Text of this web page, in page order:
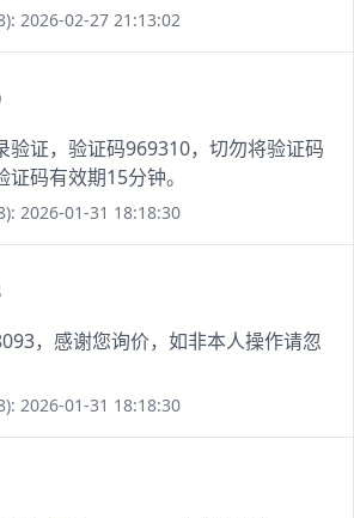
2026-02-27 21:13:02
验证，验证码969310，切勿将验证码
码有效期15分钟。
2026-01-31 18:18:30
，感谢您询价，如非本人操作请忽
2026-01-31 18:18:30